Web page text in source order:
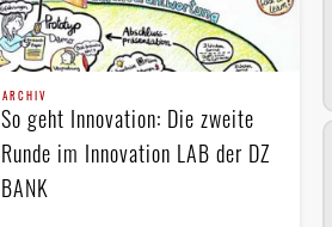
ARCHIV
So geht Innovation: Die zweite
Runde im Innovation LAB der DZ
BANK